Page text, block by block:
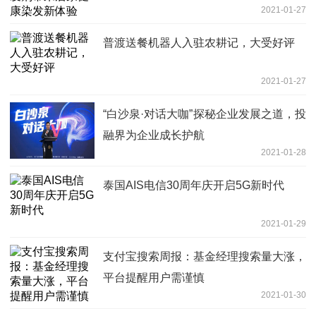
2021-01-27
普渡送餐机器人入驻农耕记，大受好评
2021-01-27
“白沙泉·对话大咖”探秘企业发展之道，投
融界为企业成长护航
2021-01-28
泰国AIS电信30周年庆开启5G新时代
2021-01-29
支付宝搜索周报：基金经理搜索量大涨，
平台提醒用户需谨慎
2021-01-30